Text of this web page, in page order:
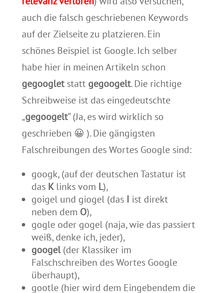
auch die falsch geschriebenen Keywords
auf der Zielseite zu platzieren. Ein
schönes Beispiel ist Google. Ich selber
habe hier in meinen Artikeln schon
gegoogletstatt gegoogelt. Die richtige
Schreibweise ist das eingedeutschte
„gegoogelt“ (Ja, es wird wirklich so
geschrieben 😀 ). Die gängigsten
Falschreibungen des Wortes Google sind:
googk, (auf der deutschen Tastatur ist
das Klinks vom L),
goigel und giogel (das I ist direkt
neben dem O),
gogle oder gogel (naja, wie das passiert
weiß, denke ich, jeder),
googel(der Klassiker im
Falschschreiben des Wortes Google
überhaupt),
gootle (hier wird dem Eingebendem die